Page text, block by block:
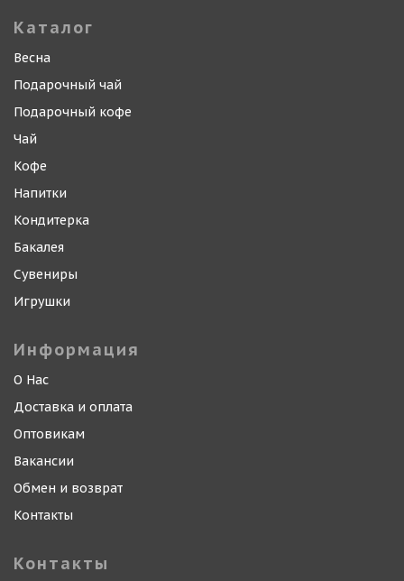
Каталог
Весна
Подарочный чай
Подарочный кофе
Чай
Кофе
Напитки
Кондитерка
Бакалея
Сувениры
Игрушки
Информация
О Нас
Доставка и оплата
Оптовикам
Вакансии
Обмен и возврат
Контакты
Контакты